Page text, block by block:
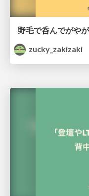
野毛で呑んでがや
zucky_zakizaki